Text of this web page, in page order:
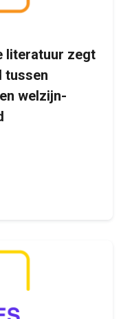
literatuur zegt
tussen
welzijn-